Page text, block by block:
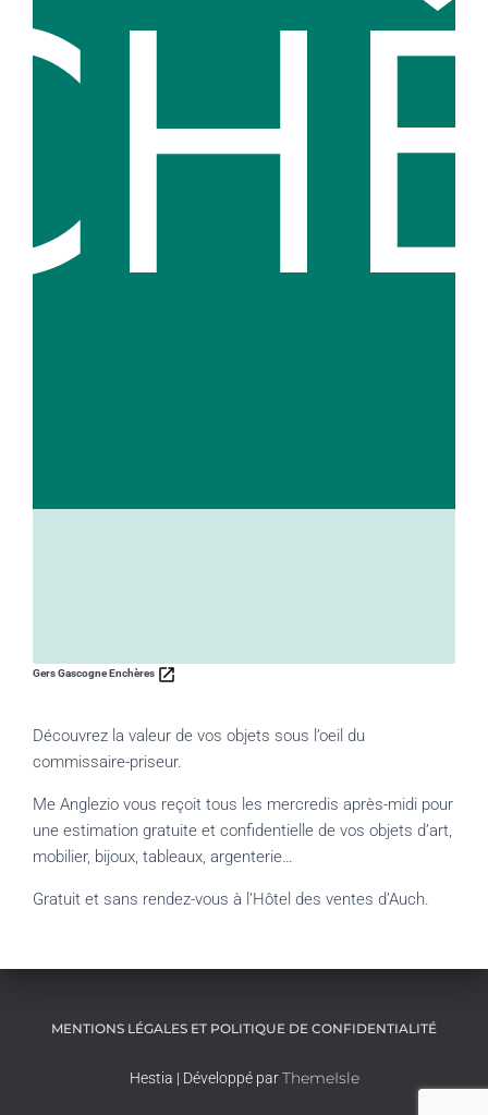
Gers Gascogne Enchères
Découvrez la valeur de vos objets sous l’oeil du
commissaire-priseur.
Me Anglezio vous reçoit tous les mercredis après-midi pour
une estimation gratuite et confidentielle de vos objets d’art,
mobilier, bijoux, tableaux, argenterie…
Gratuit et sans rendez-vous à l’Hôtel des ventes d’Auch.
MENTIONS LÉGALES ET POLITIQUE DE CONFIDENTIALITÉ
Hestia | Développé parThemeIsle